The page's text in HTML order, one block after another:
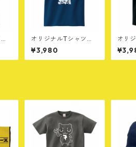
オリジナルTシャツ
［A］インディゴ
¥3,980
オリ
［B